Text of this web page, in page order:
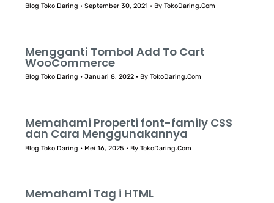
Blog Toko Daring •September 30, 2021 • ByTokoDaring.Com
Mengganti Tombol Add To Cart
WooCommerce
Blog Toko Daring •Januari 8, 2022 • ByTokoDaring.Com
Memahami Properti font-family CSS
dan Cara Menggunakannya
Blog Toko Daring • Mei 16, 2025 • ByTokoDaring.Com
Memahami Tag i HTML